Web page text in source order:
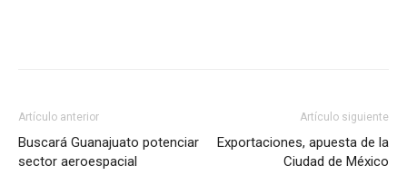
Artículo anterior
Buscará Guanajuato potenciar
sector aeroespacial
Artículo siguiente
Exportaciones, apuesta de la
Ciudad de México